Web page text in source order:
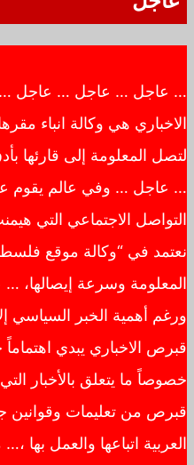
… عاجل … عاجل … عاجل …
الاخباري هي وكالة انباء
لتصل المعلومة إلى
… عاجل … وفي عالم يقوم
التواصل الاجتماعي التي
نعتمد في “وكالة موقع
المعلومة وسرعة
ورغم أهمية الخبر السياسي
قبرص الاخباري يبدي
خصوصاً ما يتعلق بالأخبار
قبرص من تعليمات وقوانين
العربية اتباعها والعمل